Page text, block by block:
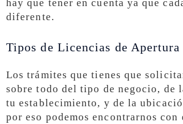
hay que tener en cuenta ya que
diferente.
Tipos de Licencias de Apertura
Los trámites que tienes que
sobre todo del tipo de negocio, de
tu establecimiento, y de la
por eso podemos encontrarnos con